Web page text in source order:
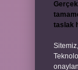
taslak